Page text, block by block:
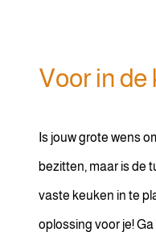
Voor in de
Is jouw grote wens
bezitten, maar is de
vaste keuken in te
oplossing voor je!